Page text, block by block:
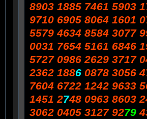
8903 1885 7461 5903
9710 6905 8064 1601
5579 4634 8584 3077
0031 7654 5161 6846
5727 0986 2629 3717
2362 1886 0878 3056
7604 6722 1242 9633
1451 2748 0963 8603
3062 0405 3127 9279